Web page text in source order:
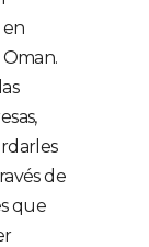
en
de
que